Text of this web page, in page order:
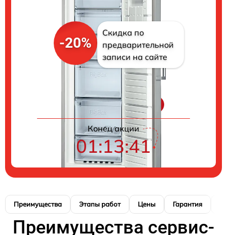
-20%
Скидка по
предварительной
записи на сайте
Цены на ремонт
Конец акции
01:13:40
Преимущества Этапы работ Цены Гарантия
Преимущества сервис-